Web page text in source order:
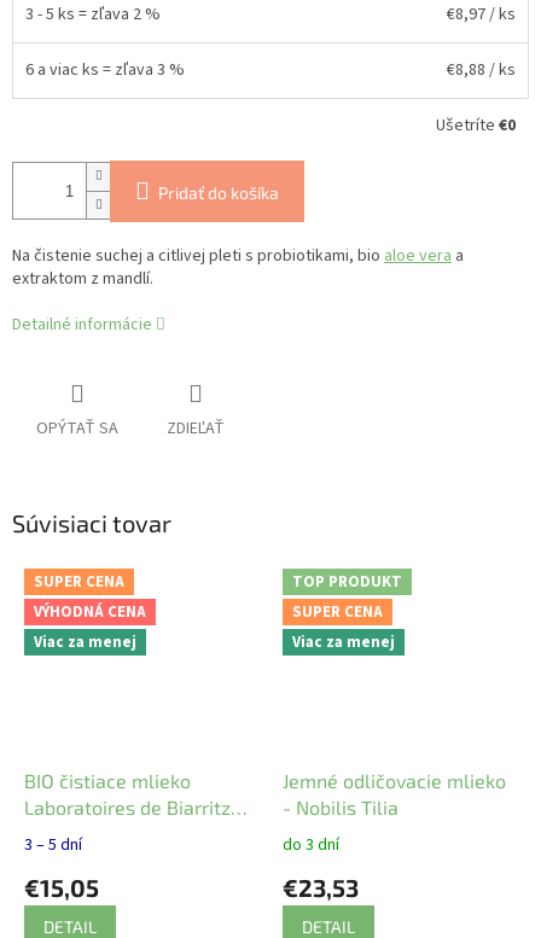
3 - 5 ks = zľava 2 % €8,97/ ks
6 a viac ks = zľava 3 % €8,88 / ks
Ušetríte €0
Pridať do košíka
Na čistenie suchej a citlivej pleti s probiotikami, bio aloe vera a
extraktom z mandlí.
Detailné informácie
OPÝTAŤ SA ZDIEĽAŤ
Súvisiaci tovar
SUPER CENA
VÝHODNÁ CENA
Viac za menej
BIO čistiace mlieko
Laboratoires de Biarritz
200 ml
3 – 5 dní
€15,05
DETAIL
TOP PRODUKT
SUPER CENA
Viac za menej
Jemné odličovacie mlieko
- Nobilis Tilia
do 3 dní
€23,53
DETAIL